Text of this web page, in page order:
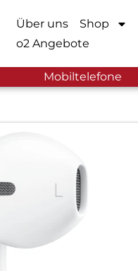
Über uns Shop
o2 Angebote
Mobiltelefone